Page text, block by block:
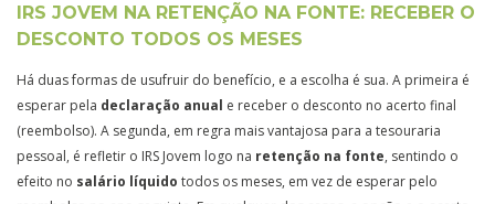
IRS JOVEM NA RETENÇÃO NA FONTE: RECEBER O
DESCONTO TODOS OS MESES
Há duas formas de usufruir do benefício, e a escolha é sua. A primeira é
esperar pela declaração anual e receber o desconto no acerto final
(reembolso). A segunda, em regra mais vantajosa para a tesouraria
pessoal, é refletir o IRS Jovem logo na retenção na fonte, sentindo o
efeito no salário líquido todos os meses, em vez de esperar pelo